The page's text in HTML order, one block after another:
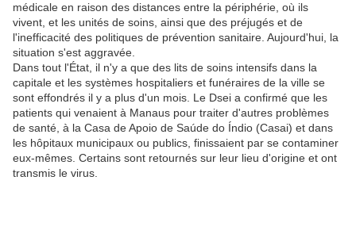
médicale en raison des distances entre la périphérie, où ils
vivent, et les unités de soins, ainsi que des préjugés et de
l'inefficacité des politiques de prévention sanitaire. Aujourd'hui, la
situation s'est aggravée.
Dans tout l'État, il n'y a que des lits de soins intensifs dans la
capitale et les systèmes hospitaliers et funéraires de la ville se
sont effondrés il y a plus d'un mois. Le Dsei a confirmé que les
patients qui venaient à Manaus pour traiter d'autres problèmes
de santé, à la Casa de Apoio de Saúde do Índio (Casai) et dans
les hôpitaux municipaux ou publics, finissaient par se contaminer
eux-mêmes. Certains sont retournés sur leur lieu d'origine et ont
transmis le virus.